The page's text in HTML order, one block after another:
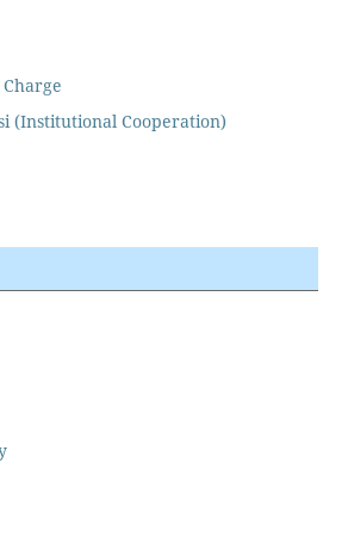
(Institutional Cooperation)